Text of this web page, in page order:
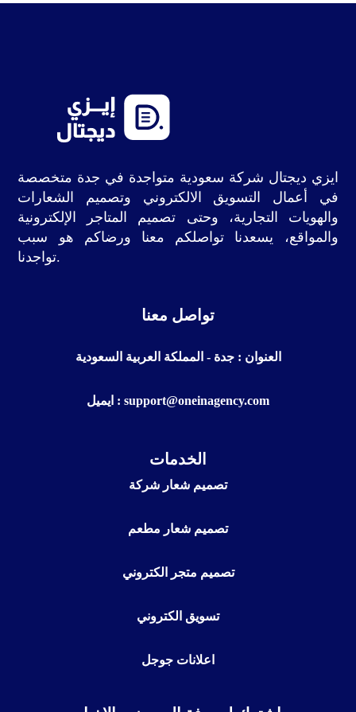
ايزي ديجتال شركة سعودية متواجدة في جدة متخصصة
في أعمال التسويق الالكتروني وتصميم الشعارات
والهويات التجارية، وحتى تصميم المتاجر الإلكترونية
والمواقع، يسعدنا تواصلكم معنا ورضاكم هو سبب
تواجدنا.
تواصل معنا
العنوان : جدة - المملكة العربية السعودية
ايميل : support@oneinagency.com
الخدمات
تصميم شعار شركة
تصميم شعار مطعم
تصميم متجر الكتروني
تسويق الكتروني
اعلانات جوجل